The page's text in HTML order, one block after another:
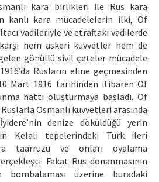
kara birlikleri ile Rus kara
kanlı kara mücadelelerin ilki, Of
vadileriyle ve etraftaki vadilerde
hem askeri kuvvetler hem de
gönüllü sivil çeteler mücadele
Rusların eline geçmesinden
Mart 1916 tarihinden itibaren Of
hattı oluşturmaya başladı. Of
Osmanlı kuvvetleri arasında
denize döküldüğü yerin
Kelali tepelerindeki Türk ileri
taarruzu ve onları oyalama
Fakat Rus donanmasının
üzerine buradaki